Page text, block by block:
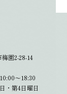
園2-28-14
～18:30
・第4日曜日